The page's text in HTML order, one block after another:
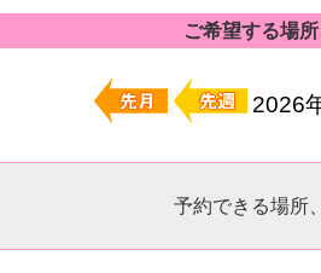
ご希望する場
2026
予約できる場所